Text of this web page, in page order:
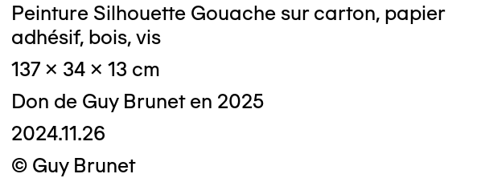
© Crédit photo : Nicolas Dewitte/LaM Lille métropole
musée d’art moderne d’art contemporain et d’art brut
Peinture Silhouette Gouache sur carton, papier
adhésif, bois, vis
137 x 34 x 13 cm
Don de Guy Brunet en 2025
2024.11.26
© Guy Brunet